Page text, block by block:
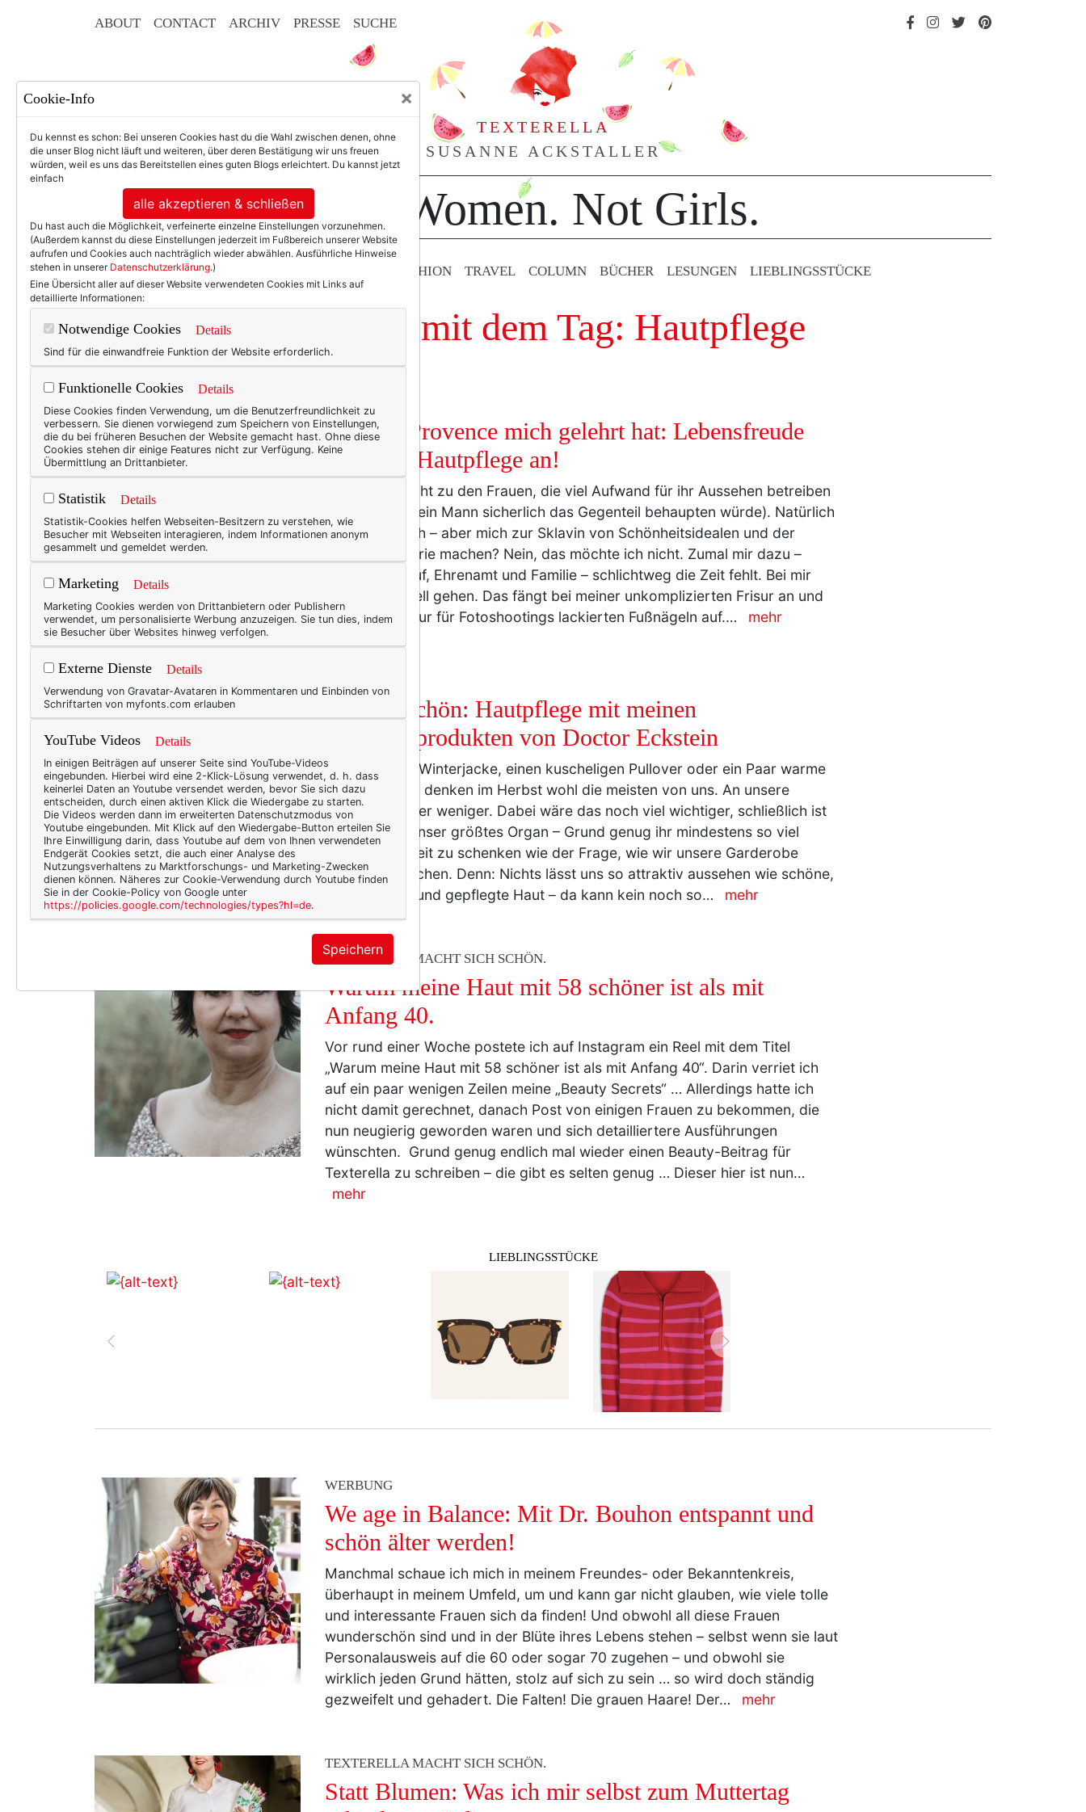
ABOUT CONTACT ARCHIV PRESSE SUCHE
TEXTERELLA
SUSANNE ACKSTALLER
For Women. Not Girls.
BEAUTY & FASHION TRAVEL COLUMN BÜCHER LESUNGEN LIEBLINGS­STÜCKE
Einträge mit dem Tag: Hautpflege
WERBUNG
Was die Provence mich gelehrt hat: Lebensfreude
fängt bei Hautpflege an!
Ich gehöre nicht zu den Frauen, die viel Aufwand für ihr Aussehen betreiben
(auch wenn mein Mann sicherlich das Gegenteil behaupten würde). Natürlich
pflege ich mich – aber mich zur Sklavin von Schönheitsidealen und der
Beauty-Industrie machen? Nein, das möchte ich nicht. Zumal mir dazu –
zwischen Beruf, Ehrenamt und Familie – schlichtweg die Zeit fehlt. Bei mir
muss es schnell gehen. Das fängt bei meiner unkomplizierten Frisur an und
hört bei den nur für Fotoshootings lackierten Fußnägeln auf.…
mehr
Einfach schön: Hautpflege mit meinen
Lieblingsprodukten von Doctor Eckstein
An eine neue Winterjacke, einen kuscheligen Pullover oder ein Paar warme
Stiefel – daran denken im Herbst wohl die meisten von uns. An unsere
Hautpflege eher weniger. Dabei wäre das noch viel wichtiger, schließlich ist
unsere Haut unser größtes Organ – Grund genug ihr mindestens so viel
Aufmerksamkeit zu schenken wie der Frage, wie wir unsere Garderobe
winterfest machen. Denn: Nichts lässt uns so attraktiv aussehen wie schöne,
weil gesunde und gepflegte Haut – da kann kein noch so…
mehr
TEXTERELLA MACHT SICH SCHÖN.
Warum meine Haut mit 58 schöner ist als mit
Anfang 40.
Vor rund einer Woche postete ich auf Instagram ein Reel mit dem Titel
„Warum meine Haut mit 58 schöner ist als mit Anfang 40“. Darin verriet ich
auf ein paar wenigen Zeilen meine „Beauty Secrets“ … Allerdings hatte ich
nicht damit gerechnet, danach Post von einigen Frauen zu bekommen, die
nun neugierig geworden waren und sich detailliertere Ausführungen
wünschten. Grund genug endlich mal wieder einen Beauty-Beitrag für
Texterella zu schreiben – die gibt es selten genug … Dieser hier ist nun…
mehr
LIEBLINGSSTÜCKE
WERBUNG
We age in Balance: Mit Dr. Bouhon entspannt und
schön älter werden!
Manchmal schaue ich mich in meinem Freundes- oder Bekanntenkreis,
überhaupt in meinem Umfeld, um und kann gar nicht glauben, wie viele tolle
und interessante Frauen sich da finden! Und obwohl all diese Frauen
wunderschön sind und in der Blüte ihres Lebens stehen – selbst wenn sie laut
Personalausweis auf die 60 oder sogar 70 zugehen – und obwohl sie
wirklich jeden Grund hätten, stolz auf sich zu sein … so wird doch ständig
TEXTERELLA MACHT SICH SCHÖN.
Cookie-Info ×
Du kennst es schon: Bei unseren Cookies hast du die Wahl zwischen denen, ohne
die unser Blog nicht läuft und weiteren, über deren Bestätigung wir uns freuen
würden, weil es uns das Bereitstellen eines guten Blogs erleichtert. Du kannst jetzt
einfach
alle akzeptieren & schließen
Du hast auch die Möglichkeit, verfeinerte einzelne Einstellungen vorzunehmen.
(Außerdem kannst du diese Einstellungen jederzeit im Fußbereich unserer Website
aufrufen und Cookies auch nachträglich wieder abwählen. Ausführliche Hinweise
stehen in unserer Datenschutzerklärung.)
Eine Übersicht aller auf dieser Website verwendeten Cookies mit Links auf
detaillierte Informationen:
Notwendige Cookies Details
Sind für die einwandfreie Funktion der Website erforderlich.
Funktionelle Cookies Details
Diese Cookies finden Verwendung, um die Benutzerfreundlichkeit zu
verbessern. Sie dienen vorwiegend zum Speichern von Einstellungen,
die du bei früheren Besuchen der Website gemacht hast. Ohne diese
Cookies stehen dir einige Features nicht zur Verfügung. Keine
Übermittlung an Drittanbieter.
Statistik Details
Statistik-Cookies helfen Webseiten-Besitzern zu verstehen, wie
Besucher mit Webseiten interagieren, indem Informationen anonym
gesammelt und gemeldet werden.
Marketing Details
Marketing Cookies werden von Drittanbietern oder Publishern
verwendet, um personalisierte Werbung anzuzeigen. Sie tun dies, indem
sie Besucher über Websites hinweg verfolgen.
Externe Dienste Details
Verwendung von Gravatar-Avataren in Kommentaren und Einbinden von
Schriftarten von myfonts.com erlauben
YouTube Videos Details
In einigen Beiträgen auf unserer Seite sind YouTube-Videos
eingebunden. Hierbei wird eine 2-Klick-Lösung verwendet, d. h. dass
keinerlei Daten an Youtube versendet werden, bevor Sie sich dazu
entscheiden, durch einen aktiven Klick die Wiedergabe zu starten.
Die Videos werden dann im erweiterten Datenschutzmodus von
Youtube eingebunden. Mit Klick auf den Wiedergabe-Button erteilen Sie
Ihre Einwilligung darin, dass Youtube auf dem von Ihnen verwendeten
Endgerät Cookies setzt, die auch einer Analyse des
Nutzungsverhaltens zu Marktforschungs- und Marketing-Zwecken
dienen können. Näheres zur Cookie-Verwendung durch Youtube finden
Sie in der Cookie-Policy von Google unter
https://policies.google.com/technologies/types?hl=de.
Speichern